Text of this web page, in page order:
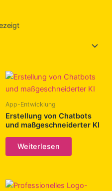
App-Entwicklung
Erstellung von Chatbots
und maßgeschneiderter KI
Weiterlesen